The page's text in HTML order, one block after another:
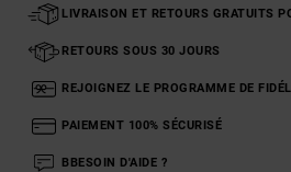
LIVRAISON ET RETOURS GRATUITS
RETOURS SOUS 30 JOURS
REJOIGNEZ LE PROGRAMME DE
PAIEMENT 100% SÉCURISÉ
BBESOIN D'AIDE ?